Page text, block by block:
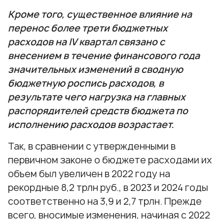
Кроме того, существенное влияние на
перенос более трети бюджетных
расходов на IV квартал связано с
внесением в течение финансового года
значительных изменений в сводную
бюджетную роспись расходов, в
результате чего нагрузка на главных
распорядителей средств бюджета по
исполнению расходов возрастает.
Так, в сравнении с утвержденными в
первичном законе о бюджете расходами их
объем был увеличен в 2022 году на
рекордные 8,2 трлн руб., в 2023 и 2024 годы
соответственно на 3,9 и 2,7 трлн. Прежде
всего, вносимые изменения, начиная с 2022